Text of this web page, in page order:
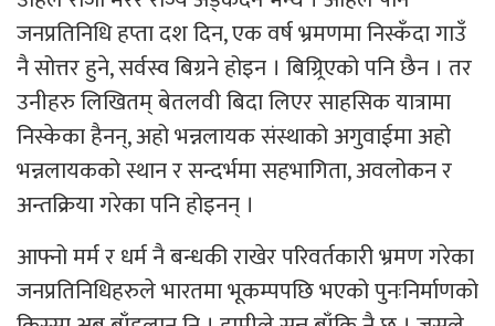
जनप्रतिनिधि हप्ता दश दिन, एक वर्ष भ्रमणमा निस्कँदा गाउँ
नै सोत्तर हुने, सर्वस्व बिग्रने होइन । बिग्र्रिएको पनि छैन । तर
उनीहरु लिखितम् बेतलवी बिदा लिएर साहसिक यात्रामा
निस्केका हैनन्, अहो भन्नलायक संस्थाको अगुवाईमा अहो
भन्नलायकको स्थान र सन्दर्भमा सहभागिता, अवलोकन र
अन्तक्रिया गरेका पनि होइनन् ।
आफ्नो मर्म र धर्म नै बन्धकी राखेर परिवर्तकारी भ्रमण गरेका
जनप्रतिनिधिहरुले भारतमा भूकम्पपछि भएको पुनःनिर्माणको